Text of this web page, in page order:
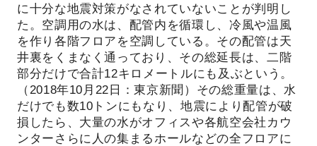
に十分な地震対策がなされていないことが判明し
た。空調用の水は、配管内を循環し、冷風や温風
を作り各階フロアを空調している。その配管は天
井裏をくまなく通っており、その総延長は、二階
部分だけで合計12キロメートルにも及ぶという。
（2018年10月22日：東京新聞）その総重量は、水
だけでも数10トンにもなり、地震により配管が破
損したら、大量の水がオフィスや各航空会社カウ
ンターさらに人の集まるホールなどの全フロアに